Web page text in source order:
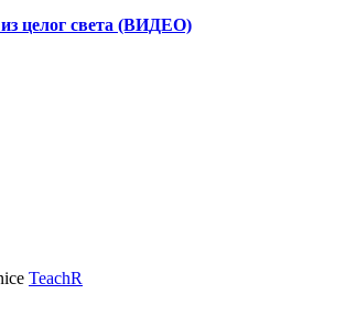
целог света (ВИДЕО)
TeachR